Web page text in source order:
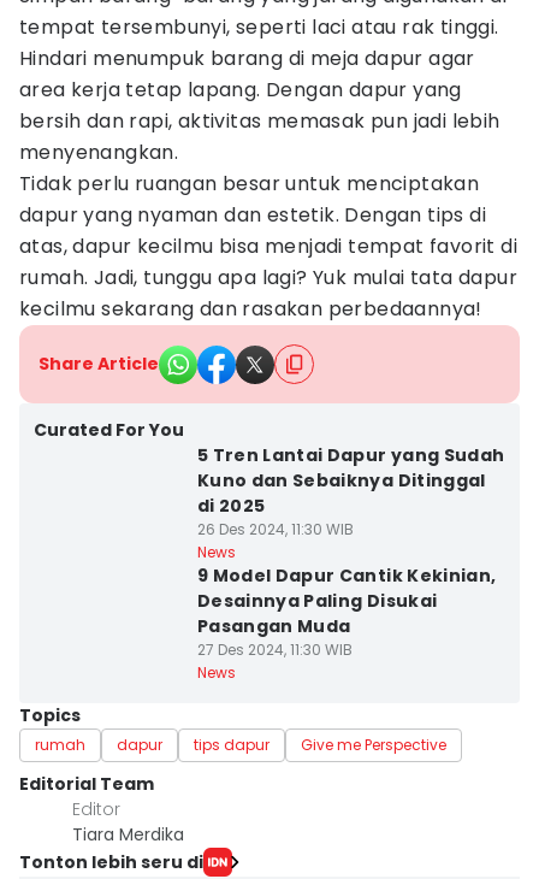
tempat tersembunyi, seperti laci atau rak tinggi.
Hindari menumpuk barang di meja dapur agar
area kerja tetap lapang. Dengan dapur yang
bersih dan rapi, aktivitas memasak pun jadi lebih
menyenangkan.
Tidak perlu ruangan besar untuk menciptakan
dapur yang nyaman dan estetik. Dengan tips di
atas, dapur kecilmu bisa menjadi tempat favorit di
rumah. Jadi, tunggu apa lagi? Yuk mulai tata dapur
kecilmu sekarang dan rasakan perbedaannya!
Share Article
Curated For You
5 Tren Lantai Dapur yang Sudah
Kuno dan Sebaiknya Ditinggal
di 2025
26 Des 2024, 11:30 WIB
News
9 Model Dapur Cantik Kekinian,
Desainnya Paling Disukai
Pasangan Muda
27 Des 2024, 11:30 WIB
News
Topics
rumah dapur tips dapur Give me Perspective
Editorial Team
Editor
Tiara Merdika
Tonton lebih seru di